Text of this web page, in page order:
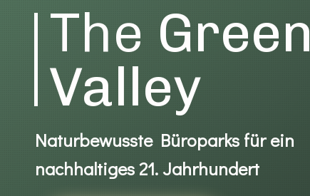
The Green
Valley
Naturbewusste Büroparks für ein
nachhaltiges 21. Jahrhundert